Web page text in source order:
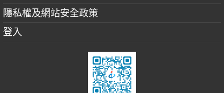
隱私權及網站安全政策
登入